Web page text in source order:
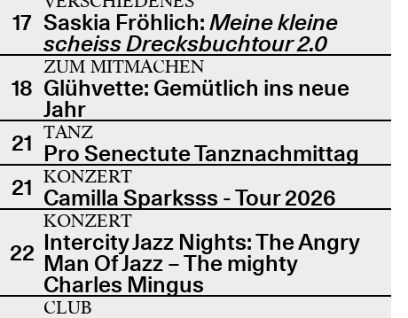
17 Saskia Fröhlich: Meine kleine
scheiss Drecksbuchtour 2.0
18
ZUM MITMACHEN
Glühvette: Gemütlich ins neue
Jahr
21 TANZ
Pro Senectute Tanznachmittag
21 KONZERT
Camilla Sparksss - Tour 2026
22
KONZERT
Intercity Jazz Nights: The Angry
Man Of Jazz – The mighty
Charles Mingus
CLUB